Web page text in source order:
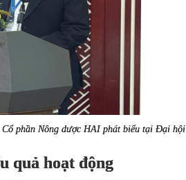
phần Nông dược HAI phát biểu tại Đại hội
quả hoạt động